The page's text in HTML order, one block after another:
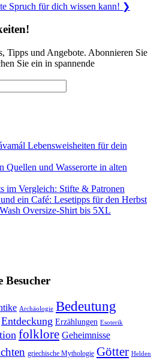
Spruch für dich wissen kann! ❯
Tipps und Angebote. Abonnieren Sie
Sie ein in spannende
Lebensweisheiten für dein
Quellen und Wasserorte in alten
im Vergleich: Stifte & Patronen
ein Café: Lesetipps für den Herbst
Oversize-Shirt bis 5XL
Besucher
Archäologie Bedeutung
Entdeckung Erzählungen Esoterik
folklore Geheimnisse
griechische Mythologie Götter Helden